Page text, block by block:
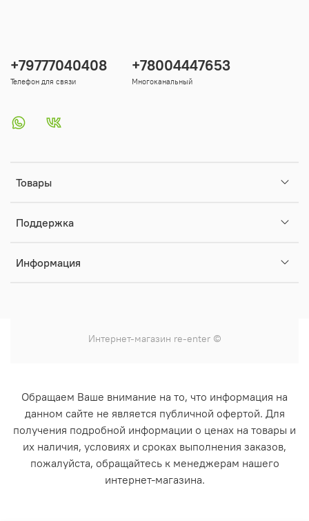
Товары
Поддержка
Информация
+79777040408
Телефон для связи
+78004447653
Многоканальный
Интернет-магазин re-enter ©
Обращаем Ваше внимание на то, что информация на
данном сайте не является публичной офертой. Для
получения подробной информации о ценах на товары и
их наличия, условиях и сроках выполнения заказов,
пожалуйста, обращайтесь к менеджерам нашего
интернет-магазина.